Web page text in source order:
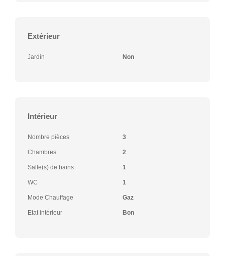
Extérieur
Jardin Non
Intérieur
Nombre pièces 3
Chambres 2
Salle(s) de bains 1
WC 1
Mode Chauffage Gaz
Etat intérieur Bon